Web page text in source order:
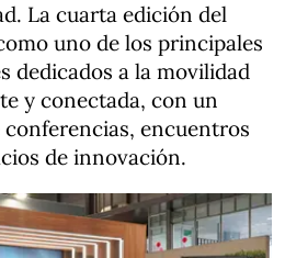
La cuarta edición del
uno de los principales
dedicados a la movilidad
y conectada, con un
encuentros
de innovación.